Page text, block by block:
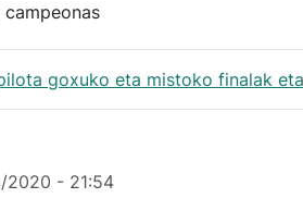
goxuko eta mistoko finalak
2020 - 21:54